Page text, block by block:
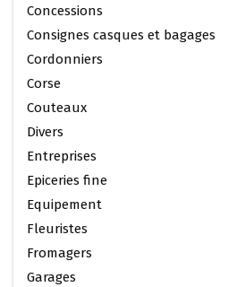
Concessions
Consignes casques et bagages
Cordonniers
Corse
Couteaux
Divers
Entreprises
Epiceries fine
Equipement
Fleuristes
Fromagers
Garages